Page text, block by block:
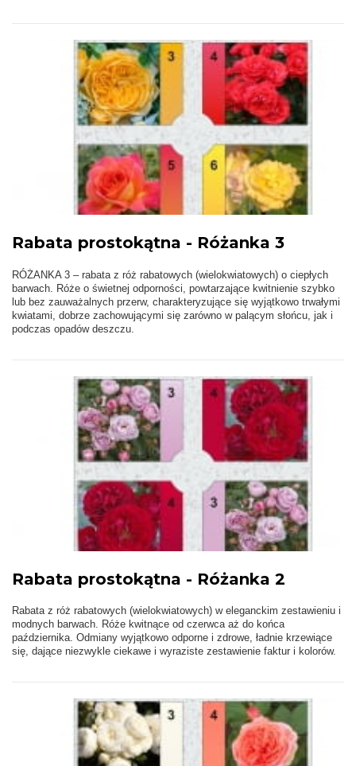
Rabata prostokątna - Różanka 3
RÓŻANKA 3 – rabata z róż rabatowych (wielokwiatowych) o ciepłych
barwach. Róże o świetnej odporności, powtarzające kwitnienie szybko
lub bez zauważalnych przerw, charakteryzujące się wyjątkowo trwałymi
kwiatami, dobrze zachowującymi się zarówno w palącym słońcu, jak i
podczas opadów deszczu.
Rabata prostokątna - Różanka 2
Rabata z róż rabatowych (wielokwiatowych) w eleganckim zestawieniu i
modnych barwach. Róże kwitnące od czerwca aż do końca
października. Odmiany wyjątkowo odporne i zdrowe, ładnie krzewiące
się, dające niezwykle ciekawe i wyraziste zestawienie faktur i kolorów.